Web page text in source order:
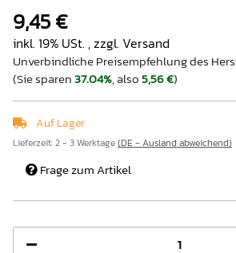
9,45 €
inkl. 19% USt. , zzgl. Versand
Unverbindliche Preisempfehlung des
(Sie sparen37.04%, also5,56 €)
Auf Lager
Lieferzeit:2 - 3 Werktage(DE - Ausland abweichend)
Frage zum Artikel